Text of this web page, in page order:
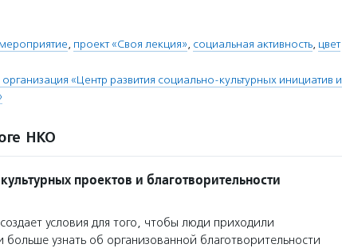
, проект «Своя лекция», социальная активность, цвет
«Центр развития социально-культурных инициатив и
НКО
проектов и благотворительности
условия для того, чтобы люди приходили
больше узнать об организованной благотворительности